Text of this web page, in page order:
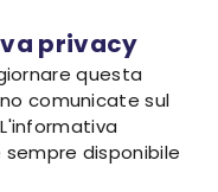
privacy
questa
comunicate sul
disponibile